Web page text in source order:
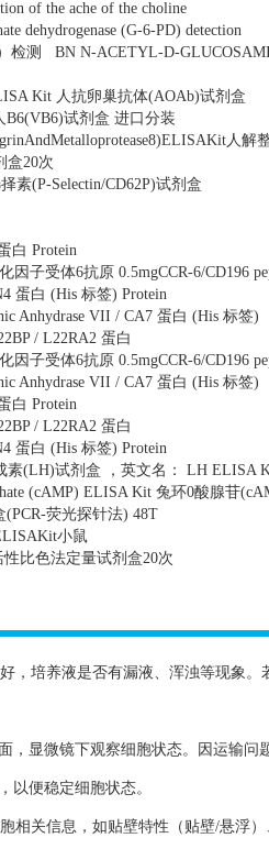
of the ache of the choline
dehydrogenase (G-6-PD) detection
检测
BN N-ACETYL-D-
Kit 人抗卵巢抗体(AOAb)试剂盒
B6(VB6)试剂盒 进口分装
人解
盒20次
素(P-Selectin/CD62P)试剂盒
白 Protein
因子受体6抗原 0.5mgCCR-6/CD196
蛋白 (His 标签) Protein
Anhydrase VII / CA7 蛋白 (His 标签)
/ L22RA2 蛋白
因子受体6抗原 0.5mgCCR-6/CD196
Anhydrase VII / CA7 蛋白 (His 标签)
白 Protein
/ L22RA2 蛋白
蛋白 (His 标签) Protein
素(LH)试剂盒 ，英文名：
LH ELISA
(cAMP) ELISA Kit 兔环0酸腺苷
(PCR-荧光探针法) 48T
小鼠
性比色法定量试剂盒20次
，培养液是否有漏液、浑浊等现象
，显微镜下观察细胞状态。因运输
以便稳定细胞状态。
相关信息，如贴壁特性（贴壁/悬浮